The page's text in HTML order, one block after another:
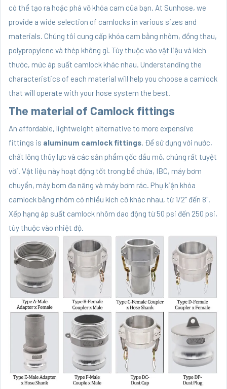
có thể tạo ra hoặc phá vỡ khóa cam của bạn. At Sunhose, we
provide a wide selection of camlocks in various sizes and
materials. Chúng tôi cung cấp khóa cam bằng nhôm, đồng thau,
polypropylene và thép không gỉ. Tùy thuộc vào vật liệu và kích
thước, mức áp suất camlock khác nhau. Understanding the
characteristics of each material will help you choose a camlock
that will operate with your hose system the best.
The material of Camlock fittings
An affordable, lightweight alternative to more expensive
fittings is aluminum camlock fittings. Để sử dụng với nước,
chất lỏng thủy lực và các sản phẩm gốc dầu mỏ, chúng rất tuyệt
vời. Vật liệu này hoạt động tốt trong bể chứa, IBC, máy bơm
chuyển, máy bơm đa năng và máy bơm rác. Phụ kiện khóa
camlock bằng nhôm có nhiều kích cỡ khác nhau, từ 1/2" đến 8".
Xếp hạng áp suất camlock nhôm dao động từ 50 psi đến 250 psi,
tùy thuộc vào nhiệt độ.